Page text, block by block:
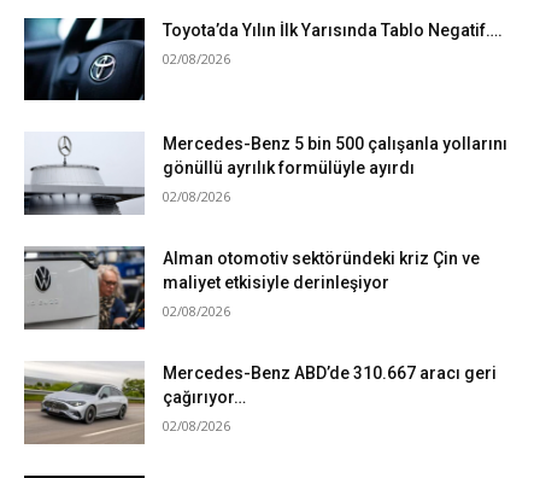
Toyota’da Yılın İlk Yarısında Tablo Negatif….
02/08/2026
Mercedes-Benz 5 bin 500 çalışanla yollarını
gönüllü ayrılık formülüyle ayırdı
02/08/2026
Alman otomotiv sektöründeki kriz Çin ve
maliyet etkisiyle derinleşiyor
02/08/2026
Mercedes-Benz ABD’de 310.667 aracı geri
çağırıyor…
02/08/2026